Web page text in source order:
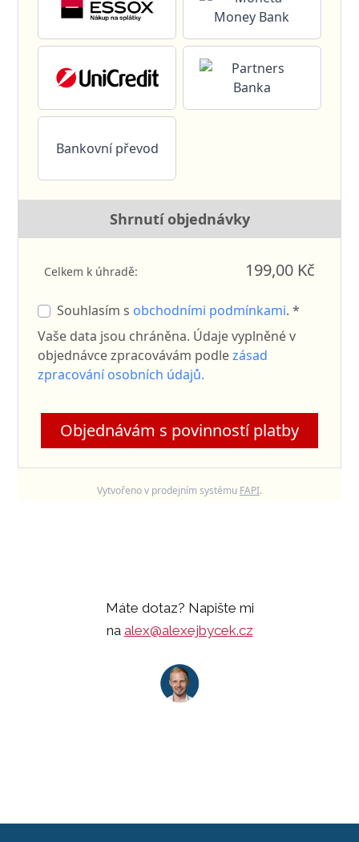
Bankovní převod
Shrnutí objednávky
Celkem k úhradě: 199,00 Kč
Souhlasím s obchodními podmínkami. *
Vaše data jsou chráněna. Údaje vyplněné v
objednávce zpracovávám podlezásad
zpracování osobních údajů.
Objednávám s povinností platby
Vytvořeno v prodejním systému FAPI.
Máte dotaz? Napište mi
na alex@alexejbycek.cz